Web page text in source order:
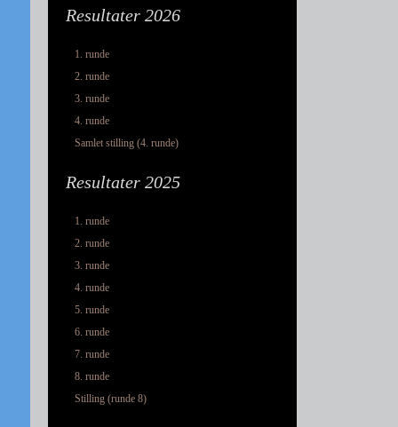
Resultater 2026
1. runde
2. runde
3. runde
4. runde
Samlet stilling (4. runde)
Resultater 2025
1. runde
2. runde
3. runde
4. runde
5. runde
6. runde
7. runde
8. runde
Stilling (runde 8)